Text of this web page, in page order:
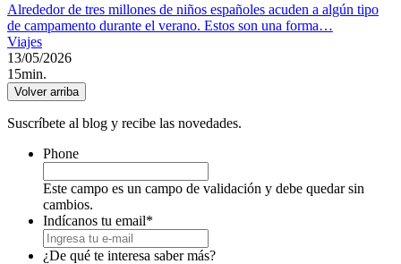
Alrededor de tres millones de niños españoles acuden a algún tipo
de campamento durante el verano. Estos son una forma…
Viajes
13/05/2026
15min.
Volver arriba
Suscríbete al blog y recibe las novedades.
Phone
Este campo es un campo de validación y debe quedar sin
cambios.
Indícanos tu email*
¿De qué te interesa saber más?